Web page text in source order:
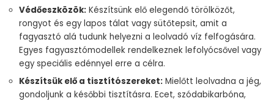
Védőeszközök: Készítsünk elő elegendő törölközőt,
rongyot és egy lapos tálat vagy sütőtepsit, amit a
fagyasztó alá tudunk helyezni a leolvadó víz felfogására.
Egyes fagyasztómodellek rendelkeznek lefolyócsővel vagy
egy speciális edénnyel erre a célra.
Készítsük elő a tisztítószereket: Mielőtt leolvadna a jég,
gondoljunk a későbbi tisztításra. Ecet, szódabikarbóna,